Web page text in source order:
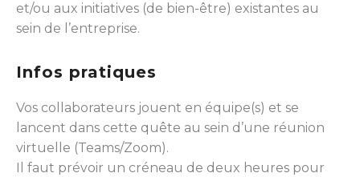
et/ou aux initiatives (de bien-être) existantes au
sein de l’entreprise.
Infos pratiques
Vos collaborateurs jouent en équipe(s) et se
lancent dans cette quête au sein d’une réunion
virtuelle (Teams/Zoom).
Il faut prévoir un créneau de deux heures pour